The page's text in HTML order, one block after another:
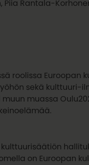
Piia Rantala-
roolissa
sekä kulttuuri-
muassa
kulttuurisäätiön
on Euroopan